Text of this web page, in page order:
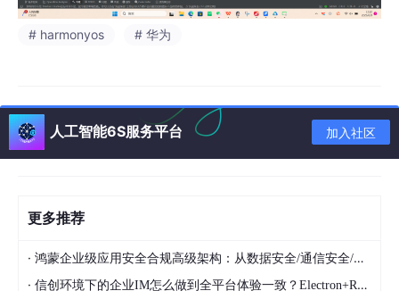
# harmonyos # 华为
人工智能6S服务平台 加入社区
更多推荐
· 鸿蒙企业级应用安全合规高级架构：从数据安全/通信安全/代码安全/隐私合规四位一体整体设计方案
· 信创环境下的企业IM怎么做到全平台体验一致？Electron+Rust架构拆解